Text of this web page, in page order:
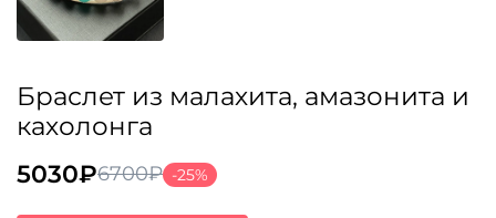
Браслет из малахита, амазонита и
кахолонга
6700₽
Первоначальная
5030₽
Текущая
-25%